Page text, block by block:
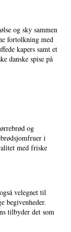
og sky sammen
fortolkning med
kapers samt et
danske spise på
og
i
med friske
velegnet til
begivenheder.
tilbyder det som